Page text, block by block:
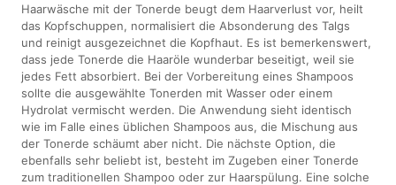
Haarwäsche mit der Tonerde beugt dem Haarverlust vor, heilt
das Kopfschuppen, normalisiert die Absonderung des Talgs
und reinigt ausgezeichnet die Kopfhaut. Es ist bemerkenswert,
dass jede Tonerde die Haaröle wunderbar beseitigt, weil sie
jedes Fett absorbiert. Bei der Vorbereitung eines Shampoos
sollte die ausgewählte Tonerden mit Wasser oder einem
Hydrolat vermischt werden. Die Anwendung sieht identisch
wie im Falle eines üblichen Shampoos aus, die Mischung aus
der Tonerde schäumt aber nicht. Die nächste Option, die
ebenfalls sehr beliebt ist, besteht im Zugeben einer Tonerde
zum traditionellen Shampoo oder zur Haarspülung. Eine solche